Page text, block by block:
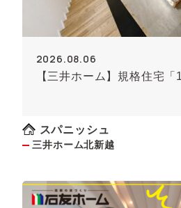
2026.08.06
【三井ホーム】規格住宅「
スパニッシュ
三井ホーム北新越